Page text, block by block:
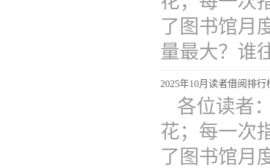
了图书馆月
量最大？谁
2025年10月读者借阅排
各位读者
花；每一次
了图书馆月